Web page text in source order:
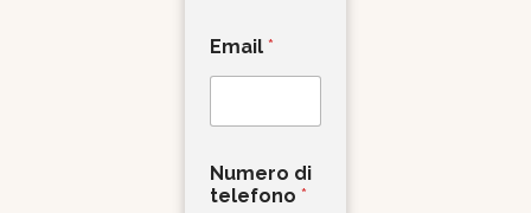
Email *
Numero di
telefono *